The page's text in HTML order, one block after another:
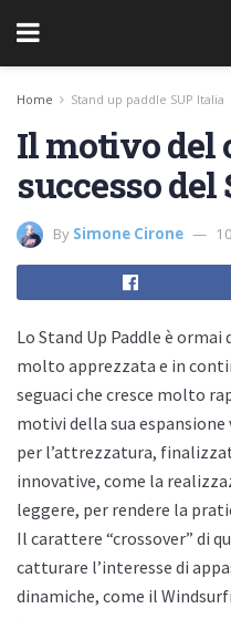
Home Stand up paddle SUP Italia
Il motivo del
successo del
By Simone Cirone
Lo Stand Up Paddle è
molto apprezzata e in
seguaci che cresce molto
motivi della sua
per l’attrezzatura,
innovative, come la
leggere, per rendere la
Il carattere “crossover” di
catturare l’interesse di
dinamiche, come il